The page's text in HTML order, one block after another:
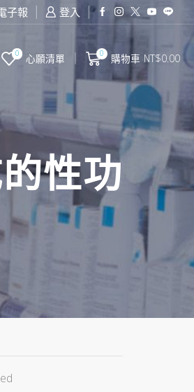
子報 登入
0 心願清單 0 購物車 NT$0.00
性功